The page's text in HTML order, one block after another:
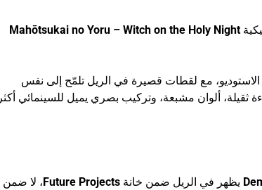
Mahōtsukai no Yoru – Witch on the Holy Night
مع لقطات قصيرة في الريل تلمّح إلى نفس
ثقيلة، ألوان مشبعة، وتركيب بصري يميل للسينمائي أكثر
يظهر في الريل ضمن خانة Future Projects ، لا ضمن